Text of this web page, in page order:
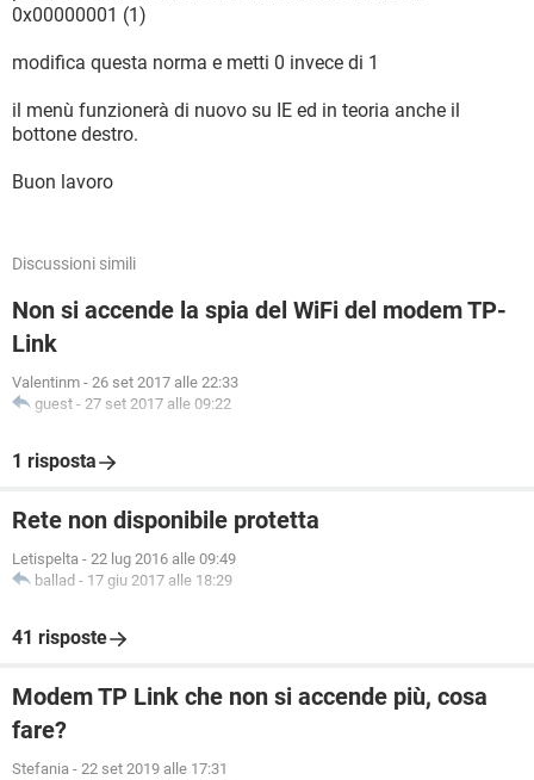
0x00000001 (1)
modifica questa norma e metti 0 invece di 1
il menù funzionerà di nuovo su IE ed in teoria anche il
bottone destro.
Buon lavoro
Discussioni simili
Non si accende la spia del WiFi del modem TP-
Link
Valentinm - 26 set 2017 alle 22:33
guest - 27 set 2017 alle 09:22
1 risposta
Rete non disponibile protetta
Letispelta - 22 lug 2016 alle 09:49
ballad - 17 giu 2017 alle 18:29
41 risposte
Modem TP Link che non si accende più, cosa
fare?
Stefania - 22 set 2019 alle 17:31